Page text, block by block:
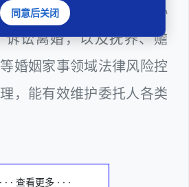
邓杰律师十分熟悉婚前协
诉讼离婚，以及抚养、赡
婚姻家事领域法律风险控
，能有效维护委托人各类
· · · 查看更多 · · ·
同意后关闭